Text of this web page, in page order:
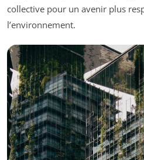
collective pour un avenir plus
l’environnement.